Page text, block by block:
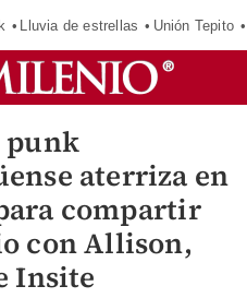
Lluvia de estrellas Unión Tepito
punk
aterriza en
compartir
con Allison,
Insite